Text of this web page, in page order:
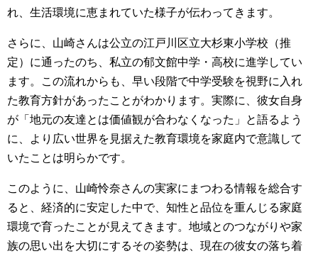
れ、生活環境に恵まれていた様子が伝わってきます。
さらに、山崎さんは公立の江戸川区立大杉東小学校（推
定）に通ったのち、私立の郁文館中学・高校に進学してい
ます。この流れからも、早い段階で中学受験を視野に入れ
た教育方針があったことがわかります。実際に、彼女自身
が「地元の友達とは価値観が合わなくなった」と語るよう
に、より広い世界を見据えた教育環境を家庭内で意識して
いたことは明らかです。
このように、山崎怜奈さんの実家にまつわる情報を総合す
ると、経済的に安定した中で、知性と品位を重んじる家庭
環境で育ったことが見えてきます。地域とのつながりや家
族の思い出を大切にするその姿勢は、現在の彼女の落ち着